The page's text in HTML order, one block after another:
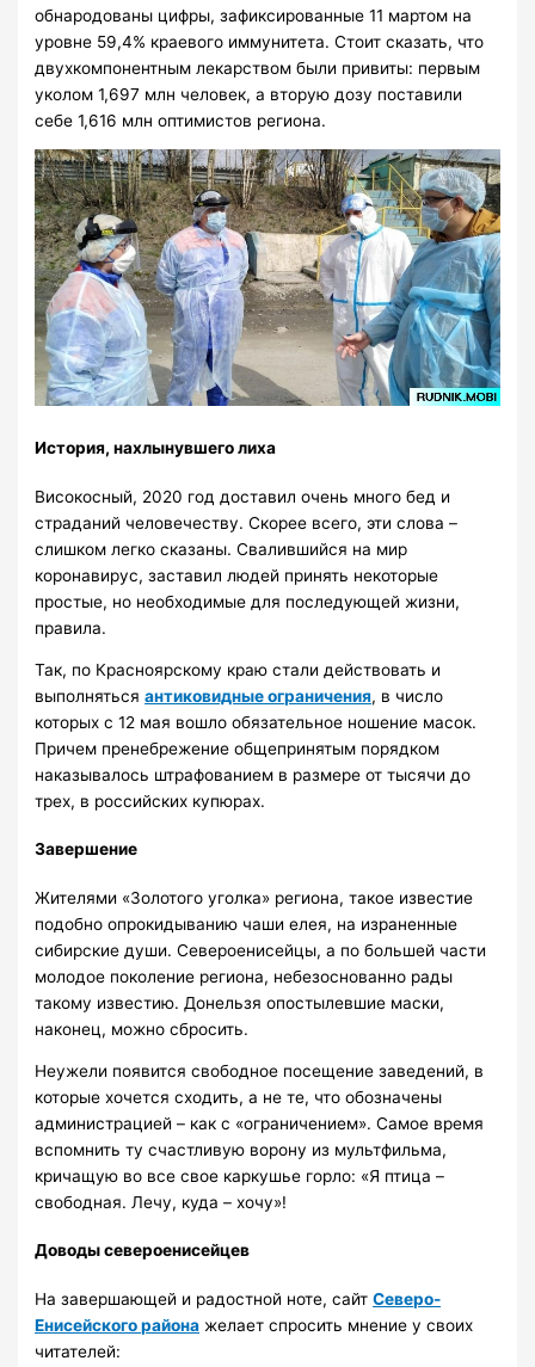
обнародованы цифры, зафиксированные 11 мартом на
уровне 59,4% краевого иммунитета. Стоит сказать, что
двухкомпонентным лекарством были привиты: первым
уколом 1,697 млн человек, а вторую дозу поставили
себе 1,616 млн оптимистов региона.
История, нахлынувшего лиха
Високосный, 2020 год доставил очень много бед и
страданий человечеству. Скорее всего, эти слова –
слишком легко сказаны. Свалившийся на мир
коронавирус, заставил людей принять некоторые
простые, но необходимые для последующей жизни,
правила.
Так, по Красноярскому краю стали действовать и
выполнятьсяантиковидные ограничения, в число
которых с 12 мая вошло обязательное ношение масок.
Причем пренебрежение общепринятым порядком
наказывалось штрафованием в размере от тысячи до
трех, в российских купюрах.
Завершение
Жителями «Золотого уголка» региона, такое известие
подобно опрокидыванию чаши елея, на израненные
сибирские души. Североенисейцы, а по большей части
молодое поколение региона, небезоснованно рады
такому известию. Донельзя опостылевшие маски,
наконец, можно сбросить.
Неужели появится свободное посещение заведений, в
которые хочется сходить, а не те, что обозначены
администрацией – как с «ограничением». Самое время
вспомнить ту счастливую ворону из мультфильма,
кричащую во все свое каркушье горло: «Я птица –
свободная. Лечу, куда – хочу»!
Доводы североенисейцев
На завершающей и радостной ноте, сайтСеверо-
Енисейского района желает спросить мнение у своих
читателей: